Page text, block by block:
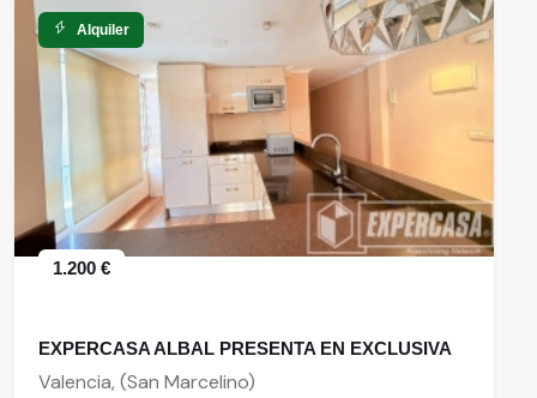
Alquiler
1.200 €
EXPERCASA ALBAL PRESENTA EN EXCLUSIVA
Valencia, (San Marcelino)